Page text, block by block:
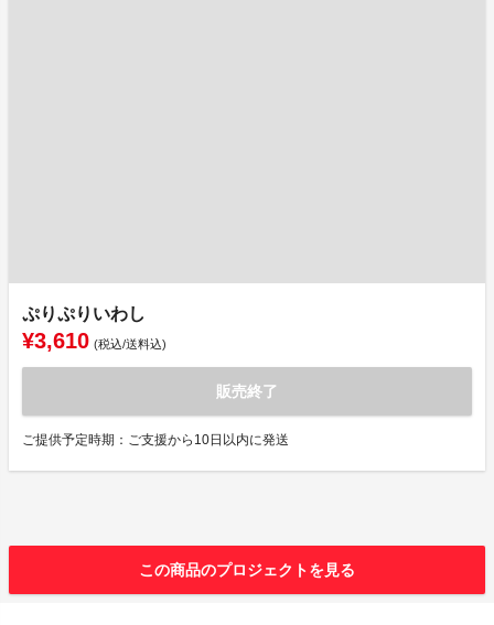
ぷりぷりいわし
¥3,610 (税込/送料込)
販売終了
ご提供予定時期：ご支援から10日以内に発送
この商品のプロジェクトを見る